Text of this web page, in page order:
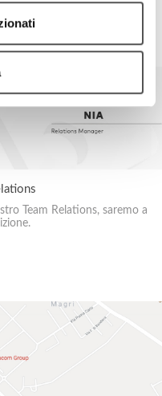
Team Relations, saremo a